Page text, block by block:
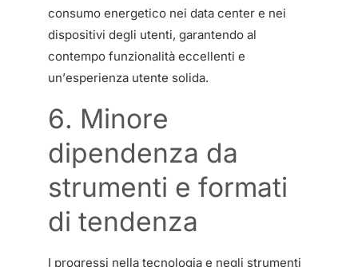
consumo energetico nei data center e nei
dispositivi degli utenti, garantendo al
contempo funzionalità eccellenti e
un’esperienza utente solida.
6. Minore
dipendenza da
strumenti e formati
di tendenza
I progressi nella tecnologia e negli strumenti